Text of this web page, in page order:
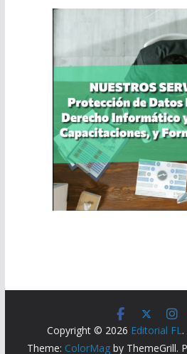
Copyright © 2026 Editorial FL
Theme: ColorMagby ThemeGrill.